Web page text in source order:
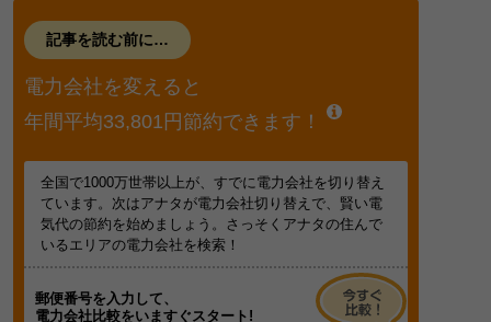
記事を読む前に…
電力会社を変えると
年間平均33,801円節約できます！
全国で1000万世帯以上が、すでに電力会社を切り替え
ています。次はアナタが電力会社切り替えで、賢い電
気代の節約を始めましょう。さっそくアナタの住んで
いるエリアの電力会社を検索！
郵便番号を入力して、
電力会社比較をいますぐスタート!